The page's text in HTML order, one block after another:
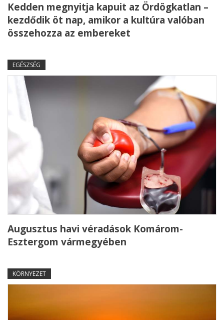
Kedden megnyitja kapuit az Ördögkatlan –
kezdődik öt nap, amikor a kultúra valóban
összehozza az embereket
EGÉSZSÉG
Augusztus havi véradások Komárom-
Esztergom vármegyében
KÖRNYEZET